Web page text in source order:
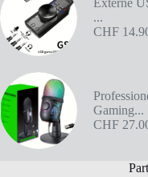
Externe
...
CHF
Gaming...
CHF